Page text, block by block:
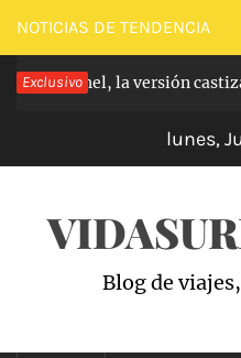
Saltar
al
contenido
NOTICIAS DE TENDENCIA
Exclusivo la versión
lunes,
Blog de